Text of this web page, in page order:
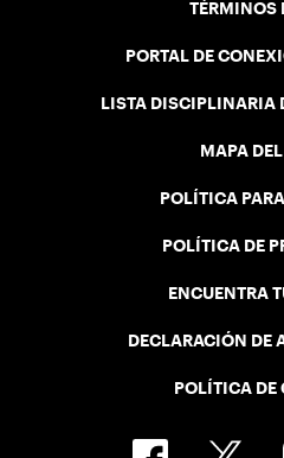
TÉRMINOS
PORTAL DE
LISTA DISCIPLINARIA
MAPA
POLÍTICA
POLÍTICA DE
ENCUENTRA
DECLARACIÓN DE
POLÍTICA DE